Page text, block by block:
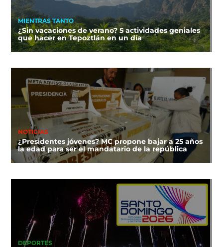
MIENTRAS TANTO
¿Sin vacaciones de verano? 5 actividades geniales
que hacer en Tepoztlán en un día
NOTICIAS
¿Presidentes jóvenes? MC propone bajar a 25 años
la edad para ser el mandatario de la república
DEPORTES